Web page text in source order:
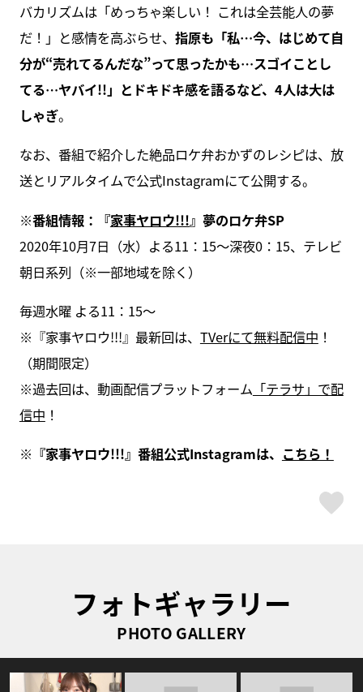
バカリズムは「めっちゃ楽しい！ これは全芸能人の夢
だ！」と感情を高ぶらせ、 指原も「私…今、はじめて自
分が“売れてるんだな”って思ったかも…スゴイことし
てる…ヤバイ!!」とドキドキ感を語るなど、4人は大は
しゃぎ。
なお、番組で紹介した絶品ロケ弁おかずのレシピは、放
送とリアルタイムで公式Instagramにて公開する。
※番組情報：『家事ヤロウ!!!』夢のロケ弁SP
2020年10月7日（水）よる11：15～深夜0：15、テレビ
朝日系列（※一部地域を除く）
毎週水曜 よる11：15〜
※『家事ヤロウ!!!』最新回は、 TVerにて無料配信中 ！
（期間限定）
※過去回は、動画配信プラットフォーム 「テラサ」で配
信中 ！
※『家事ヤロウ!!!』番組公式Instagramは、 こちら！
フォトギャラリー
PHOTO GALLERY